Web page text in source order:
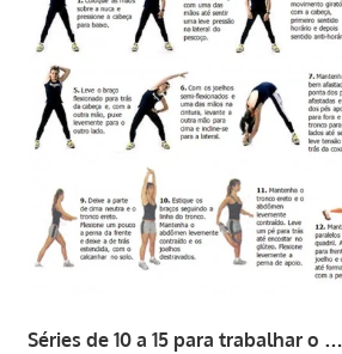
Séries de 10 a 15 para trabalhar o …